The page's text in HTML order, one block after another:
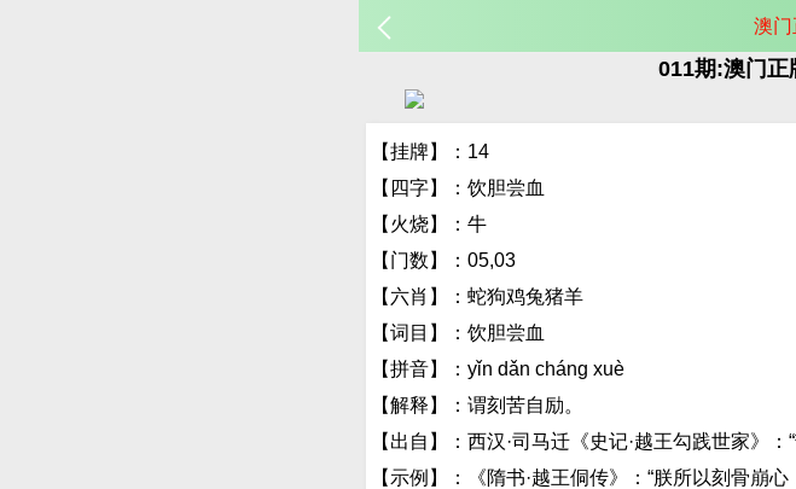
澳
011期:澳门正
【挂牌】：14
【四字】：饮胆尝血
【火烧】：牛
【门数】：05,03
【六肖】：蛇狗鸡兔猪羊
【词目】：饮胆尝血
【拼音】：yǐn dǎn cháng xuè
【解释】：谓刻苦自励。
【出自】：西汉·司马迁《史记·越王勾践世家》
【示例】：《隋书·越王侗传》：“朕所以刻骨崩心